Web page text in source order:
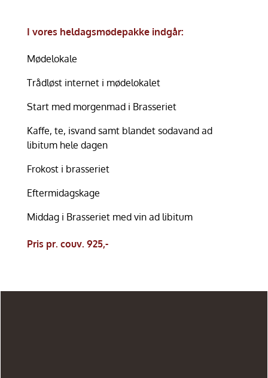
I vores heldagsmødepakke indgår:
Mødelokale
Trådløst internet i mødelokalet
Start med morgenmad i Brasseriet
Kaffe, te, isvand samt blandet sodavand ad
libitum hele dagen
Frokost i brasseriet
Eftermidagskage
Middag i Brasseriet med vin ad libitum
Pris pr. couv. 925,-